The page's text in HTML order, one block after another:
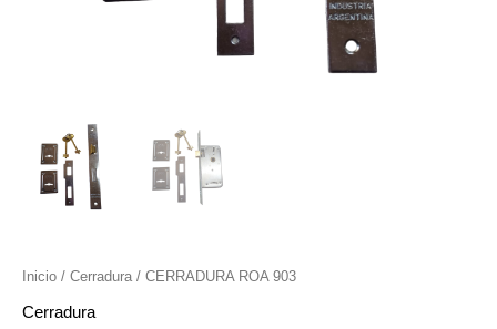
Inicio / Cerradura / CERRADURA ROA 903
Cerradura